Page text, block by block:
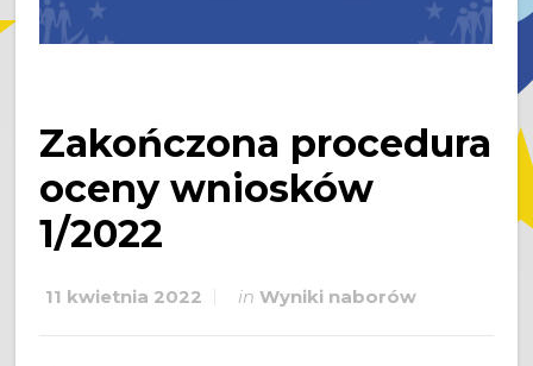
Zakończona procedura
oceny wniosków
1/2022
11 kwietnia 2022 inWyniki naborów